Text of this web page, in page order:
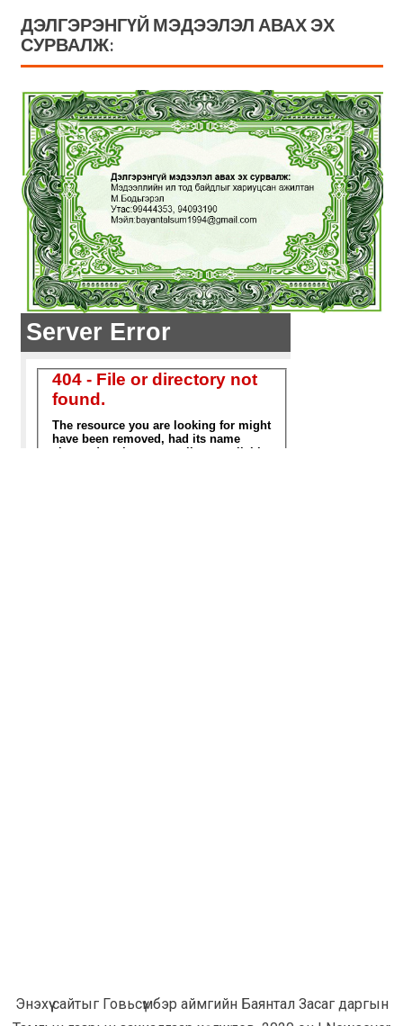
ДЭЛГЭРЭНГҮЙ МЭДЭЭЛЭЛ АВАХ ЭХ
СУРВАЛЖ:
Энэхүү сайтыг Говьсүмбэр аймгийн Баянтал Засаг даргын